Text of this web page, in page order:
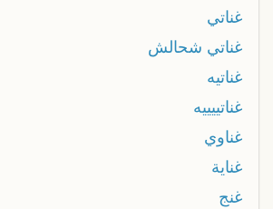
غناتي
غناتي شحالش
غناتيه
غناتييييه
غناوي
غناية
غنج